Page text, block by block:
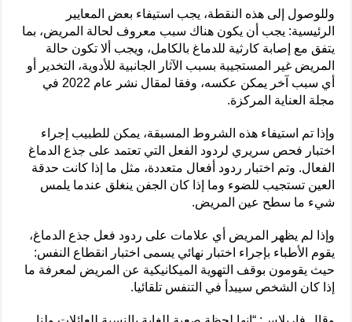
وللوصول إلى هذه النقطة، يجب استيفاء بعض المعايير
الرئيسية: يجب أن يكون هناك سبب معروف لحالة المريض، بما
يتفق مع إصابة كارثية للدماغ بالكامل، ويجب ألا تكون حالة
المريض غير المستجيبة بسبب الآثار الجانبية للأدوية، التخدير أو
أي سبب آخر يمكن عكسه، وفقا لمقال نشر عام 2022 في
مجلة العناية المركزة.
وإذا تم استيفاء هذه الشروط المسبقة، يمكن للطبيب إجراء
اختبار فحص سريري لردود الفعل التي تعتمد على جذع الدماغ
الفعال. وتم اختبار ردود أفعال متعددة، مثل ما إذا كانت حدقة
العين تستجيب للضوء وما إذا كان الجفن ينغلق عندما يلمس
شيء ما سطح عين المريض.
وإذا لم يظهر المريض أي علامات على ردود فعل جذع الدماغ،
يقوم الأطباء بإجراء اختبار نهائي يسمى اختبار انقطاع النفس:
حيث يقومون بوقف التهوية الميكانيكية عن المريض لمعرفة ما
إذا كان الشخص سيبدأ في التنفس تلقائيا.